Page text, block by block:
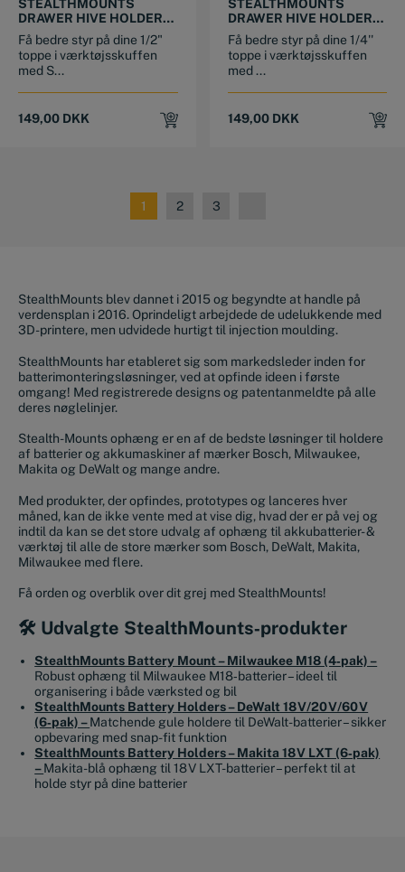
STEALTHMOUNTS
DRAWER HIVE HOLDER
TIL 1/2″ TOPPE (10 STK)
Få bedre styr på dine 1/2"
toppe i værktøjsskuffen
med S...
149,00 DKK
STEALTHMOUNTS
DRAWER HIVE HOLDER
TIL 1/4″ TOPPE (10 STK)
Få bedre styr på dine 1/4''
toppe i værktøjsskuffen
med ...
149,00 DKK
1 2 3
StealthMounts blev dannet i 2015 og begyndte at handle på
verdensplan i 2016. Oprindeligt arbejdede de udelukkende med
3D-printere, men udvidede hurtigt til injection moulding.
StealthMounts har etableret sig som markedsleder inden for
batterimonteringsløsninger, ved at opfinde ideen i første
omgang! Med registrerede designs og patentanmeldte på alle
deres nøglelinjer.
Stealth-Mounts ophæng er en af de bedste løsninger til holdere
af batterier og akkumaskiner af mærker Bosch, Milwaukee,
Makita og DeWalt og mange andre.
Med produkter, der opfindes, prototypes og lanceres hver
måned, kan de ikke vente med at vise dig, hvad der er på vej og
indtil da kan se det store udvalg af ophæng til akkubatterier- &
værktøj til alle de store mærker som Bosch, DeWalt, Makita,
Milwaukee med flere.
Få orden og overblik over dit grej med StealthMounts!
🛠 Udvalgte StealthMounts‑produkter
StealthMounts Battery Mount – Milwaukee M18 (4‑pak) –
Robust ophæng til Milwaukee M18‑batterier – ideel til
organisering i både værksted og bil
StealthMounts Battery Holders – DeWalt 18 V/20 V/60 V
(6‑pak) –Matchende gule holdere til DeWalt-batterier – sikker
opbevaring med snap-fit funktion
StealthMounts Battery Holders – Makita 18 V LXT (6‑pak)
–Makita-blå ophæng til 18 V LXT-batterier – perfekt til at
holde styr på dine batterier